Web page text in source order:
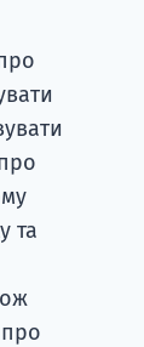
та